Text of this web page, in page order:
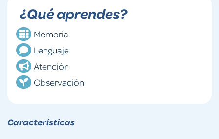
¿Qué aprendes?
Memoria
Lenguaje
Atención
Observación
Características